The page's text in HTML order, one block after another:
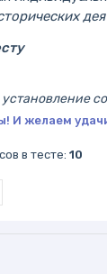
установление
И желаем
в тесте: 10